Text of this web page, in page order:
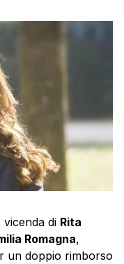
di Rita
Romagna,
un doppio rimborso